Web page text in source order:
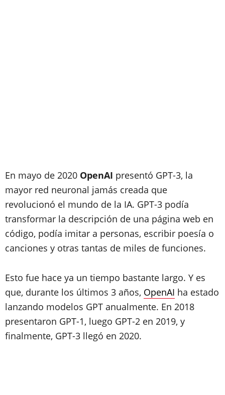
En mayo de 2020 OpenAI presentó GPT-3, la
mayor red neuronal jamás creada que
revolucionó el mundo de la IA. GPT-3 podía
transformar la descripción de una página web en
código, podía imitar a personas, escribir poesía o
canciones y otras tantas de miles de funciones.
Esto fue hace ya un tiempo bastante largo. Y es
que, durante los últimos 3 años, OpenAI ha estado
lanzando modelos GPT anualmente. En 2018
presentaron GPT-1, luego GPT-2 en 2019, y
finalmente, GPT-3 llegó en 2020.